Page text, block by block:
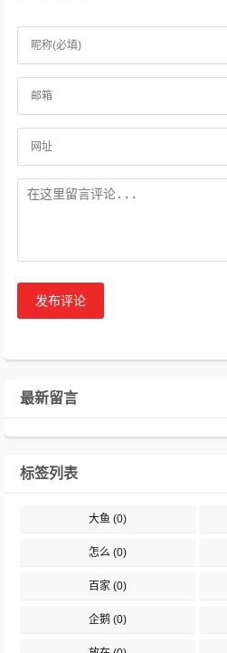
发布评论
最新留言
标签列表
大鱼 (0)
怎么 (0)
百家 (0)
企鹅 (0)